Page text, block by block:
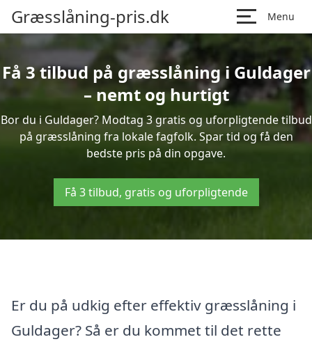
Græsslåning-pris.dk Menu
Få 3 tilbud på græsslåning i Guldager
– nemt og hurtigt
Bor du i Guldager? Modtag 3 gratis og uforpligtende tilbud
på græsslåning fra lokale fagfolk. Spar tid og få den
bedste pris på din opgave.
Få 3 tilbud, gratis og uforpligtende
Er du på udkig efter effektiv græsslåning i
Guldager? Så er du kommet til det rette